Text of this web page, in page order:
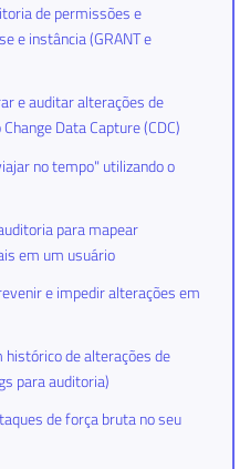
de permissões e
e instância (GRANT e
e auditar alterações de
Data Capture (CDC)
no tempo" utilizando o
para mapear
em um usuário
e impedir alterações em
histórico de alterações de
para auditoria)
de força bruta no seu